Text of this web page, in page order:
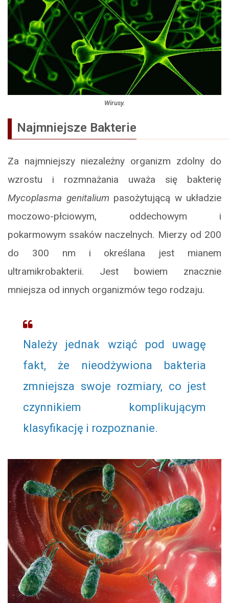
Wirusy.
Najmniejsze Bakterie
Za najmniejszy niezależny organizm zdolny do
wzrostu i rozmnażania uważa się bakterię
Mycoplasma genitalium pasożytującą w układzie
moczowo-płciowym, oddechowym i
pokarmowym ssaków naczelnych. Mierzy od 200
do 300 nm i określana jest mianem
ultramikrobakterii. Jest bowiem znacznie
mniejsza od innych organizmów tego rodzaju.
Należy jednak wziąć pod uwagę
fakt, że nieodżywiona bakteria
zmniejsza swoje rozmiary, co jest
czynnikiem komplikującym
klasyfikację i rozpoznanie.